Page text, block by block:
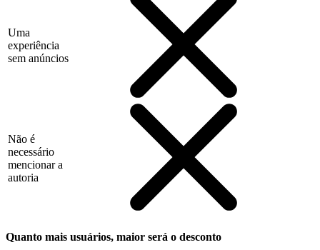
Uma
experiência
sem anúncios
Não é
necessário
mencionar a
autoria
Quanto mais usuários, maior será o desconto